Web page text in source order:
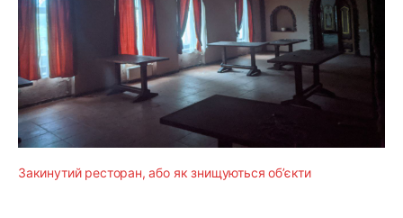
Закинутий ресторан, або як знищуються об’єкти